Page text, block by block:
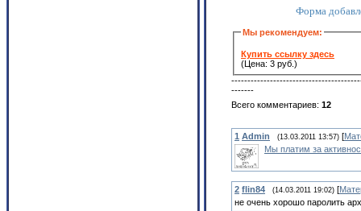
Форма
Мы рекомендуем:
Купить ссылку здесь
(Цена: 3 руб.)
-------
Всего комментариев: 12
1 Admin (13.03.2011 13:57) [
Мы платим за
2 flin84 (14.03.2011 19:02) [
не очень хорошо паролить